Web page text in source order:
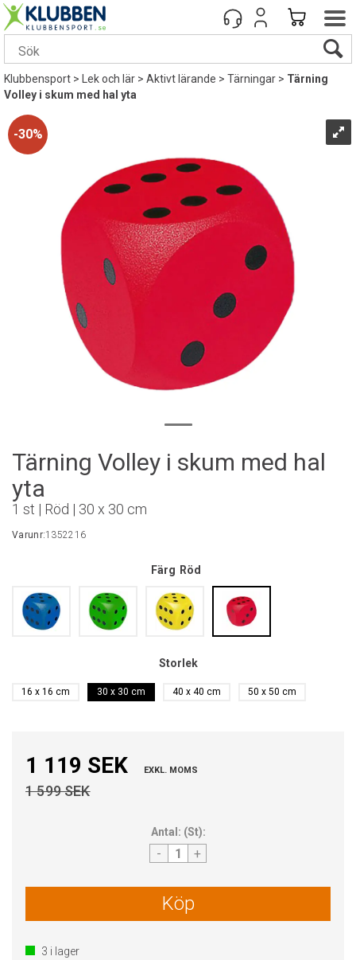
Klubbensport> Lek och lär>Aktivt lärande>Tärningar>Tärning
Volley i skum med hal yta
30%
Tärning Volley i skum med hal
yta
1 st | Röd | 30 x 30 cm
Varunr:1352216
Färg Röd
Storlek
16 x 16 cm 30 x 30 cm 40 x 40 cm 50 x 50 cm
1 119 SEK EXKL. MOMS
1 599 SEK
Antal: (St):
- +
Köp
3 i lager